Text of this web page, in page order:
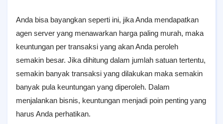
Anda bisa bayangkan seperti ini, jika Anda mendapatkan
agen server yang menawarkan harga paling murah, maka
keuntungan per transaksi yang akan Anda peroleh
semakin besar. Jika dihitung dalam jumlah satuan tertentu,
semakin banyak transaksi yang dilakukan maka semakin
banyak pula keuntungan yang diperoleh. Dalam
menjalankan bisnis, keuntungan menjadi poin penting yang
harus Anda perhatikan.